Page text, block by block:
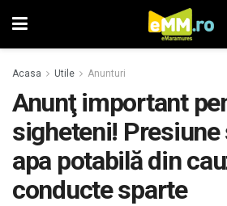
Acasa Utile Anunturi
Anunţ important
sigheteni! Presiune
apa potabilă din
conducte sparte